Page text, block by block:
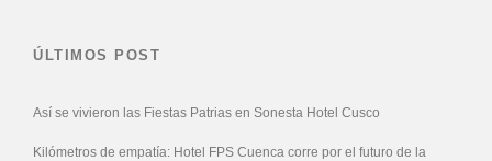
ÚLTIMOS POST
Así se vivieron las Fiestas Patrias en Sonesta Hotel Cusco
Kilómetros de empatía: Hotel FPS Cuenca corre por el futuro de la